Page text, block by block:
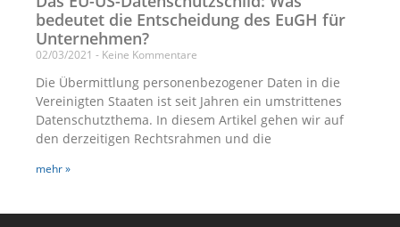
bedeutet die Entscheidung des EuGH für
Unternehmen?
02/03/2021 Keine Kommentare
Die Übermittlung personenbezogener Daten in die
Vereinigten Staaten ist seit Jahren ein umstrittenes
Datenschutzthema. In diesem Artikel gehen wir auf
den derzeitigen Rechtsrahmen und die
mehr »